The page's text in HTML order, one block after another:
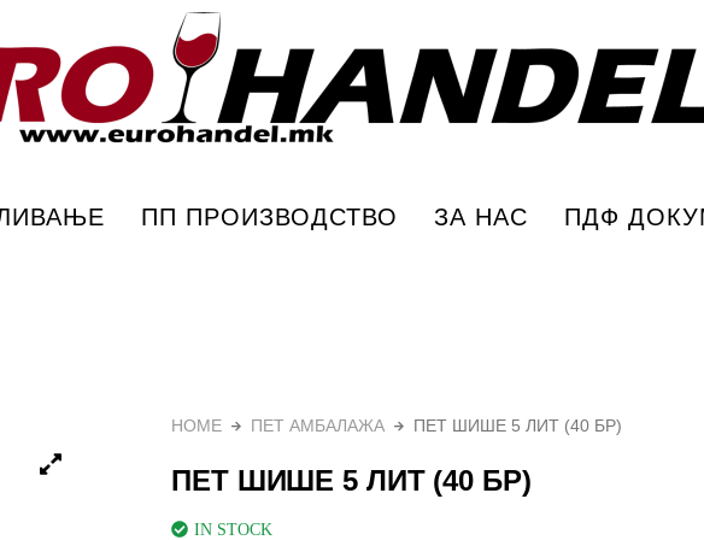
ПП ПРОИЗВОДСТВО ЗА НАС ПДФ
HOME ПЕТ АМБАЛАЖА ПЕТ ШИШЕ 5 ЛИТ (40 БР)
ПЕТ ШИШЕ 5 ЛИТ (40 БР)
IN STOCK